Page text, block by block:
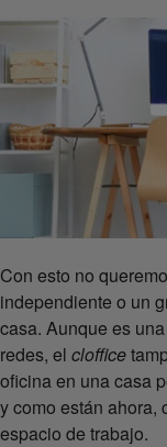
Con esto no
independiente o un
casa. Aunque es
redes, el cloffice
oficina en una casa
y como están ahora,
espacio de trabajo.